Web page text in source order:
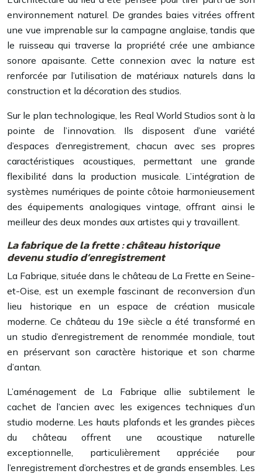
environnement naturel. De grandes baies vitrées offrent
une vue imprenable sur la campagne anglaise, tandis que
le ruisseau qui traverse la propriété crée une ambiance
sonore apaisante. Cette connexion avec la nature est
renforcée par l’utilisation de matériaux naturels dans la
construction et la décoration des studios.
Sur le plan technologique, les Real World Studios sont à la
pointe de l’innovation. Ils disposent d’une variété
d’espaces d’enregistrement, chacun avec ses propres
caractéristiques acoustiques, permettant une grande
flexibilité dans la production musicale. L’intégration de
systèmes numériques de pointe côtoie harmonieusement
des équipements analogiques vintage, offrant ainsi le
meilleur des deux mondes aux artistes qui y travaillent.
La fabrique de la frette : château historique
devenu studio d’enregistrement
La Fabrique, située dans le château de La Frette en Seine-
et-Oise, est un exemple fascinant de reconversion d’un
lieu historique en un espace de création musicale
moderne. Ce château du 19e siècle a été transformé en
un studio d’enregistrement de renommée mondiale, tout
en préservant son caractère historique et son charme
d’antan.
L’aménagement de La Fabrique allie subtilement le
cachet de l’ancien avec les exigences techniques d’un
studio moderne. Les hauts plafonds et les grandes pièces
du château offrent une acoustique naturelle
exceptionnelle, particulièrement appréciée pour
l’enregistrement d’orchestres et de grands ensembles. Les